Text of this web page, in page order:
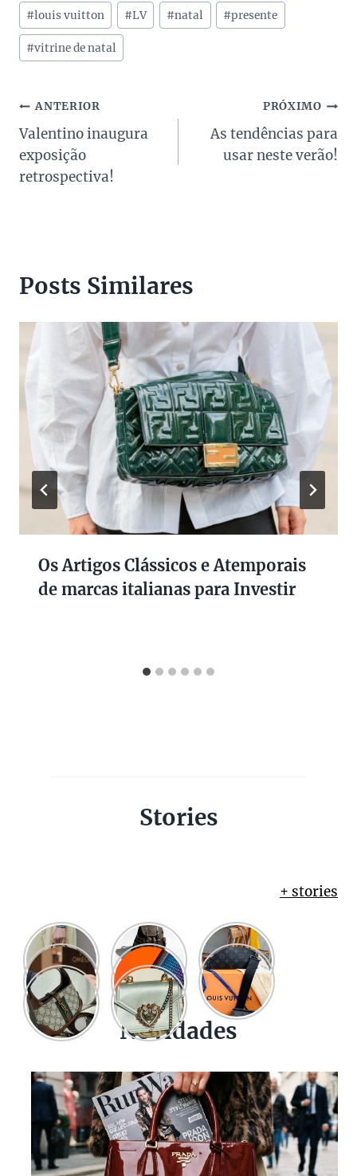
Post:
#louis vuitton #LV #natal #presente
#vitrine de natal
Navegação
de
Post
ANTERIOR
Valentino inaugura
exposição
retrospectiva!
PRÓXIMO
As tendências para
usar neste verão!
Posts Similares
Os Artigos Clássicos e Atemporais
de marcas italianas para Investir
Stories
+ stories
Novidades